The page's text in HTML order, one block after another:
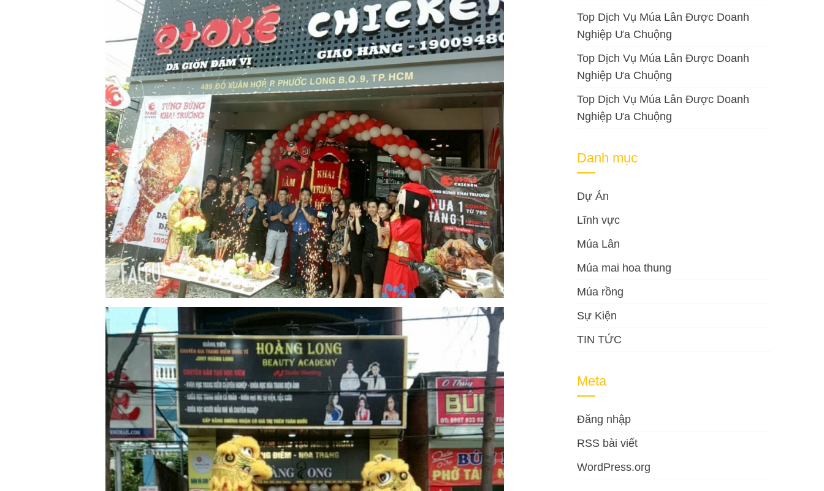
Top Dịch Vụ Múa Lân Được Doanh
Nghiệp Ưa Chuộng
Top Dịch Vụ Múa Lân Được Doanh
Nghiệp Ưa Chuộng
Top Dịch Vụ Múa Lân Được Doanh
Nghiệp Ưa Chuộng
Danh mục
Dự Án
Lĩnh vực
Múa Lân
Múa mai hoa thung
Múa rồng
Sự Kiện
TIN TỨC
Meta
Đăng nhập
RSS bài viết
WordPress.org